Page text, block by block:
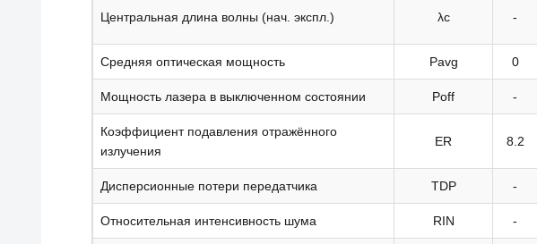
Центральная длина волны (нач. экспл.) λc -
Средняя оптическая мощность Pavg 0
Мощность лазера в выключенном состоянии Poff -
Коэффициент подавления отражённого
излучения
ER 8.2
Дисперсионные потери передатчика TDP -
Относительная интенсивность шума RIN -